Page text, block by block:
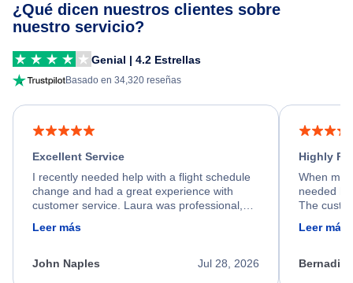
¿Qué dicen nuestros clientes sobre
nuestro servicio?
Genial | 4.2 Estrellas
Basado en 34,320 reseñas
Excellent Service
I recently needed help with a flight schedule
change and had a great experience with
customer service. Laura was professional,
friendly, and very helpful throughout the
process. She quickly found a solution and
appreciate her excellent service.
Leer más
Jul 28, 2026
John Naples
Highly
When my
needed
The
calm,
Leer más